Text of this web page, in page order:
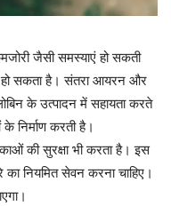
जैसी समस्याएं हो सकती
सकता है। संतरा आयरन और
के उत्पादन में सहायता करते
निर्माण करती है।
की सुरक्षा भी करता है। इस
का नियमित सेवन करना चाहिए।